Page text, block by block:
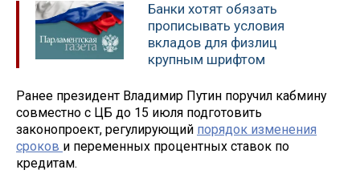
Банки хотят обязать
прописывать условия
вкладов для физлиц
крупным шрифтом
Ранее президент Владимир Путин поручил кабмину
совместно с ЦБ до 15 июля подготовить
законопроект, регулирующий порядок изменения
сроков и переменных процентных ставок по
кредитам.